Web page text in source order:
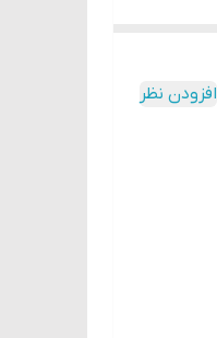
افزودن نظر